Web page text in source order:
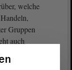
welche
Gruppen
auch
und